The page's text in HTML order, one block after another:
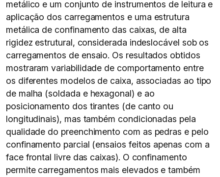
metálico e um conjunto de instrumentos de leitura e
aplicação dos carregamentos e uma estrutura
metálica de confinamento das caixas, de alta
rigidez estrutural, considerada indeslocável sob os
carregamentos de ensaio. Os resultados obtidos
mostraram variabilidade de comportamento entre
os diferentes modelos de caixa, associadas ao tipo
de malha (soldada e hexagonal) e ao
posicionamento dos tirantes (de canto ou
longitudinais), mas também condicionadas pela
qualidade do preenchimento com as pedras e pelo
confinamento parcial (ensaios feitos apenas com a
face frontal livre das caixas). O confinamento
permite carregamentos mais elevados e também